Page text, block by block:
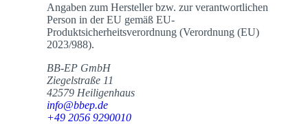
Angaben zum Hersteller bzw. zur verantwortlichen
Person in der EU gemäß EU-
Produktsicherheitsverordnung (Verordnung (EU)
2023/988).
BB-EP GmbH
Ziegelstraße 11
42579 Heiligenhaus
info@bbep.de
+49 2056 9290010